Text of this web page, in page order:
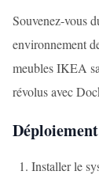
Souvenez-vous
environnement
meubles IKEA
révolus avec
Installer le